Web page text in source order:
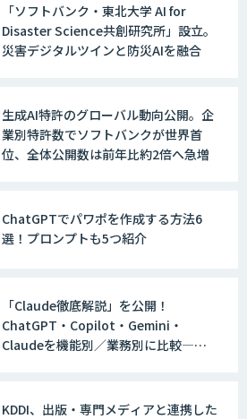
流チェッカー
受託開発・導入支援
AIカメラソリューション
メラ「GAUDi EYE」
「ソフトバンク・東北大学 AI for
Disaster Science共創研究所」設立。
災害デジタルツインと防災AIを融合
生成AI特許のグローバル動向公開。企
業別特許数でソフトバンクが世界首
位、全体公開数は前年比約2倍へ急増
ChatGPTでパワポを作成する方法6
選！プロンプトも5つ紹介
「Claude徹底解説」を公開！
ChatGPT・Copilot・Gemini・
Claudeを機能別／業務別に比較―自
KDDI、出版・専門メディアと連携した